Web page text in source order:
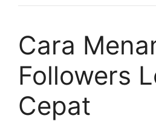
Cara
Followers
Cepat